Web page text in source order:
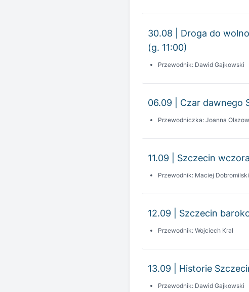
Przewodnik: Dawid Gajkowski
06.09 | Czar dawnego
Przewodniczka: Joanna
11.09 | Szczecin
Przewodnik: Maciej Dobromilski
12.09 | Szczecin
Przewodnik: Wojciech Kral
13.09 | Historie
Przewodnik: Dawid Gajkowski
19.09 | Szczecinskie